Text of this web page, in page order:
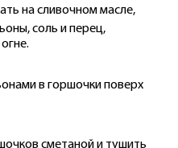
на сливочном масле,
соль и перец,
в горшочки поверх
сметаной и тушить